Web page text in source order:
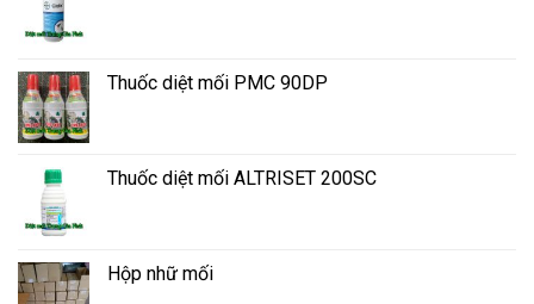
Thuốc diệt mối PMC 90DP
Thuốc diệt mối ALTRISET 200SC
Hộp nhữ mối